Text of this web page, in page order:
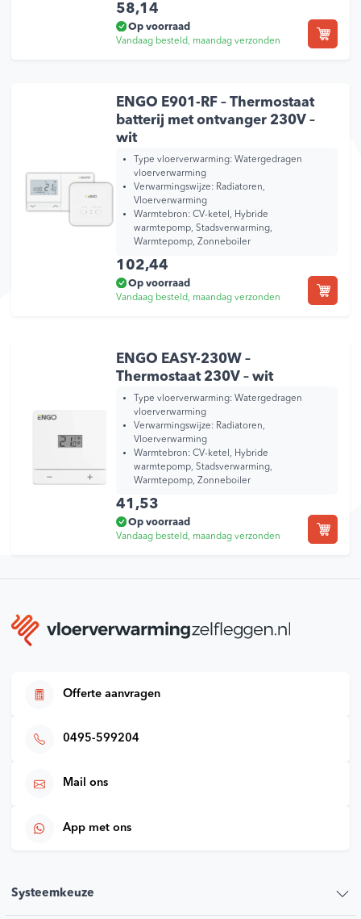
58,14
Op voorraad
Vandaag besteld, maandag verzonden
ENGO E901-RF – Thermostaat
batterij met ontvanger 230V –
wit
Type vloerverwarming: Watergedragen
vloerverwarming
Verwarmingswijze: Radiatoren,
Vloerverwarming
Warmtebron: CV-ketel, Hybride
warmtepomp, Stadsverwarming,
Warmtepomp, Zonneboiler
102,44
Op voorraad
Vandaag besteld, maandag verzonden
ENGO EASY-230W –
Thermostaat 230V – wit
Type vloerverwarming: Watergedragen
vloerverwarming
Verwarmingswijze: Radiatoren,
Vloerverwarming
Warmtebron: CV-ketel, Hybride
warmtepomp, Stadsverwarming,
Warmtepomp, Zonneboiler
41,53
Op voorraad
Vandaag besteld, maandag verzonden
Offerte aanvragen
0495-599204
Mail ons
App met ons
Systeemkeuze